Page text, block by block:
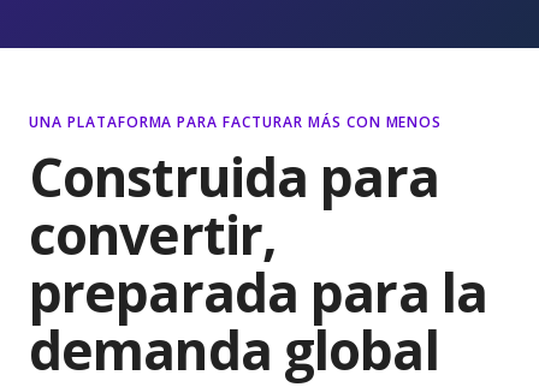
UNA PLATAFORMA PARA FACTURAR MÁS CON MENOS
Construida para
convertir,
preparada para la
demanda global